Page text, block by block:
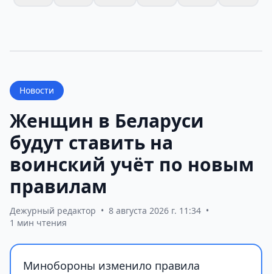
Новости
Женщин в Беларуси
будут ставить на
воинский учёт по новым
правилам
Дежурный редактор • 8 августа 2026 г. 11:34 •
1 мин чтения
Минобороны изменило правила